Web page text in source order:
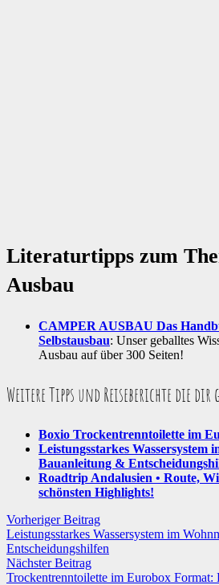
Literaturtipps zum
Ausbau
CAMPER AUSBAU Das
Selbstausbau: Unser geballtes
Ausbau auf über 300 Seiten!
Weitere Tipps und Reiseberichte die
Boxio Trockentrenntoilette im
Leistungsstarkes Wassersystem
Bauanleitung &
Roadtrip Andalusien • Route,
schönsten Highlights!
Vorheriger Beitrag
Leistungsstarkes Wassersystem im
Entscheidungshilfen
Nächster Beitrag
Trockentrenntoilette im Eurobox